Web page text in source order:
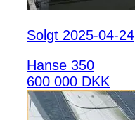
Solgt 2025-04-24
Hanse 350
600 000 DKK